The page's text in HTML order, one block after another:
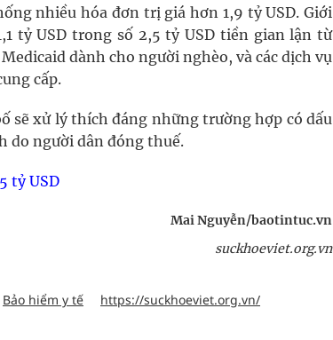
nhiều hóa đơn trị giá hơn 1,9 tỷ USD. Giới
tỷ USD trong số 2,5 tỷ USD tiền gian lận từ
dành cho người nghèo, và các dịch vụ
cấp.
sẽ xử lý thích đáng những trường hợp có dấu
do người dân đóng thuế.
tỷ USD
Mai Nguyễn/baotintuc.vn
suckhoeviet.org.vn
Bảo hiểm y tế https://suckhoeviet.org.vn/